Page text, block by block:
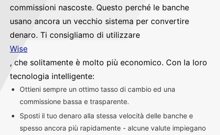
commissioni nascoste. Questo perché le banche
usano ancora un vecchio sistema per convertire
denaro. Ti consigliamo di utilizzare
Wise
, che solitamente è molto più economico. Con la loro
tecnologia intelligente:
Ottieni sempre un ottimo tasso di cambio ed una
commissione bassa e trasparente.
Sposti il tuo denaro alla stessa velocità delle banche e
spesso ancora più rapidamente - alcune valute impiegano